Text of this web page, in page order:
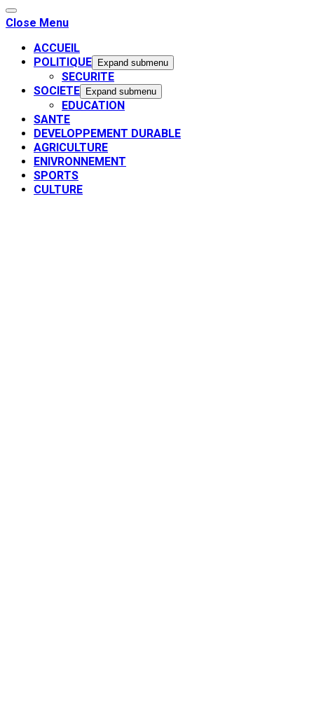
Close Menu
ACCUEIL
POLITIQUE
Expand submenu
SECURITE
SOCIETE
Expand submenu
EDUCATION
SANTE
DEVELOPPEMENT DURABLE
AGRICULTURE
ENIVRONNEMENT
SPORTS
CULTURE